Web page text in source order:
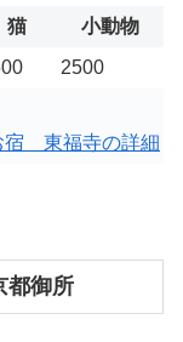
猫
小動物
2500
宿 東福寺の詳細
都御所